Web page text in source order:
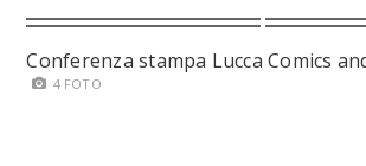
Conferenza stampa Lucca Comics
4 FOTO